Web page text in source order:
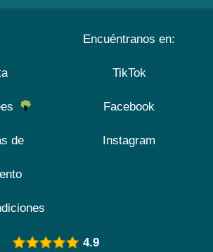
de
Encuéntranos en:
TikTok
Facebook
Instagram
4.9